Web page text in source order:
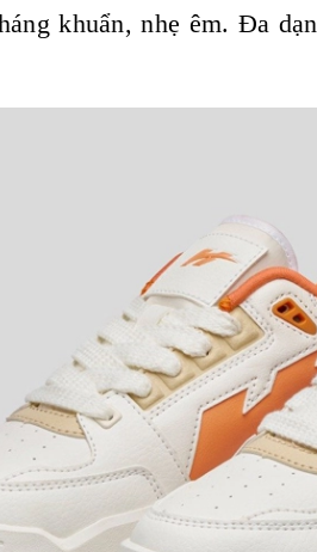
khuẩn, nhẹ êm. Đa